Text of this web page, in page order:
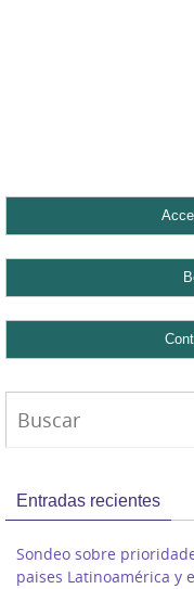
Entradas recientes
Sondeo sobre
paises Latinoamérica y